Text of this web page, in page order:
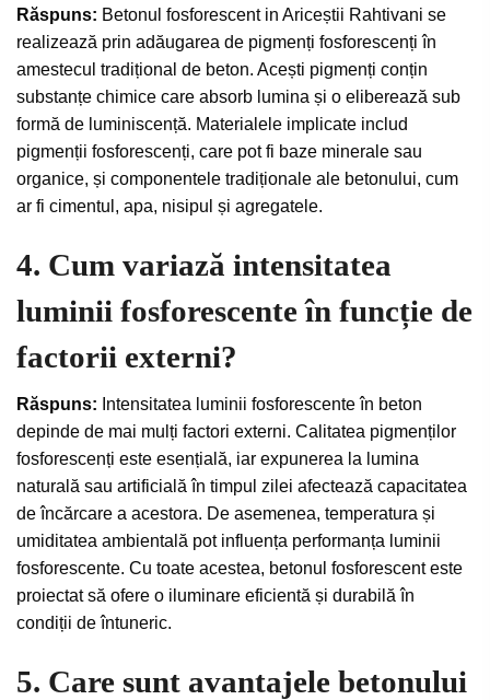
Răspuns: Betonul fosforescent in Ariceștii Rahtivani se
realizează prin adăugarea de pigmenți fosforescenți în
amestecul tradițional de beton. Acești pigmenți conțin
substanțe chimice care absorb lumina și o eliberează sub
formă de luminiscență. Materialele implicate includ
pigmenții fosforescenți, care pot fi baze minerale sau
organice, și componentele tradiționale ale betonului, cum
ar fi cimentul, apa, nisipul și agregatele.
4. Cum variază intensitatea
luminii fosforescente în funcție de
factorii externi?
Răspuns: Intensitatea luminii fosforescente în beton
depinde de mai mulți factori externi. Calitatea pigmenților
fosforescenți este esențială, iar expunerea la lumina
naturală sau artificială în timpul zilei afectează capacitatea
de încărcare a acestora. De asemenea, temperatura și
umiditatea ambientală pot influența performanța luminii
fosforescente. Cu toate acestea, betonul fosforescent este
proiectat să ofere o iluminare eficientă și durabilă în
condiții de întuneric.
5. Care sunt avantajele betonului